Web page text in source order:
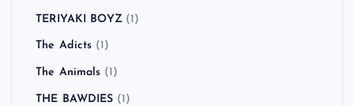
TERIYAKI BOYZ(1)
The Adicts (1)
The Animals (1)
THE BAWDIES (1)